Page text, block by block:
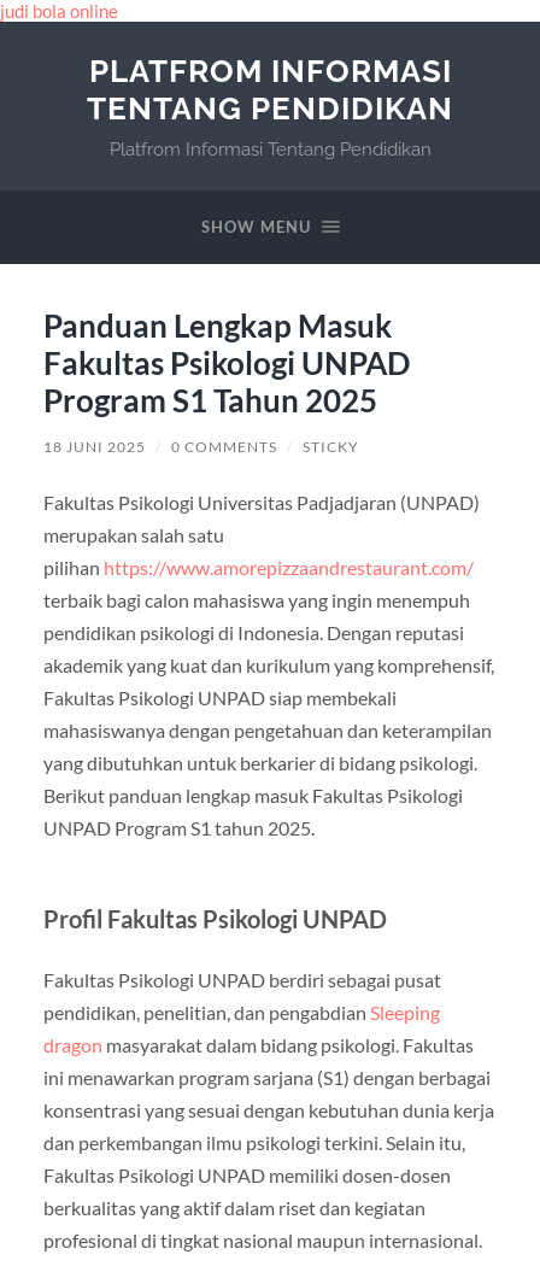
judi bola online
PLATFROM INFORMASI
TENTANG PENDIDIKAN
Platfrom Informasi Tentang Pendidikan
SHOW MENU
Panduan Lengkap Masuk
Fakultas Psikologi UNPAD
Program S1 Tahun 2025
18 JUNI 2025 / 0 COMMENTS / STICKY
Fakultas Psikologi Universitas Padjadjaran (UNPAD)
merupakan salah satu
pilihan https://www.amorepizzaandrestaurant.com/
terbaik bagi calon mahasiswa yang ingin menempuh
pendidikan psikologi di Indonesia. Dengan reputasi
akademik yang kuat dan kurikulum yang komprehensif,
Fakultas Psikologi UNPAD siap membekali
mahasiswanya dengan pengetahuan dan keterampilan
yang dibutuhkan untuk berkarier di bidang psikologi.
Berikut panduan lengkap masuk Fakultas Psikologi
UNPAD Program S1 tahun 2025.
Profil Fakultas Psikologi UNPAD
Fakultas Psikologi UNPAD berdiri sebagai pusat
pendidikan, penelitian, dan pengabdian Sleeping
dragon masyarakat dalam bidang psikologi. Fakultas
ini menawarkan program sarjana (S1) dengan berbagai
konsentrasi yang sesuai dengan kebutuhan dunia kerja
dan perkembangan ilmu psikologi terkini. Selain itu,
Fakultas Psikologi UNPAD memiliki dosen-dosen
berkualitas yang aktif dalam riset dan kegiatan
profesional di tingkat nasional maupun internasional.